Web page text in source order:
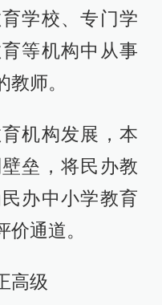
学校、专门学
等机构中从事
师。
机构发展，本
垒，将民办教
办中小学教育
通道。
高级